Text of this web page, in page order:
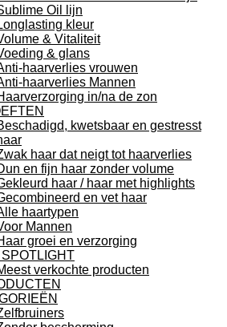
Oil lijn
kleur
& Vitaliteit
& glans
haarverlies vrouwen
haarverlies Mannen
in/na de zon
kwetsbaar en gestresst
haar dat neigt tot haarverlies
en fijn haar zonder volume
haar / haar met highlights
en vet haar
haartypen
Mannen
groei en verzorging
SPOTLIGHT
verkochte producten